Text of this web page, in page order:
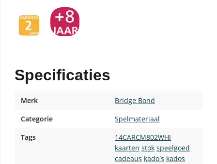
Specificaties
Merk
Bridge Bond
Categorie
Spelmateriaal
Tags
14CARCM802WHI
kaarten stok speelgoed
cadeaus kado's kados